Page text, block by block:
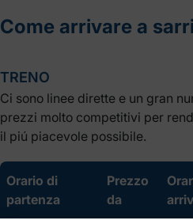
Come arrivare a
TRENO
Ci sono linee dirette e un gran
prezzi molto competitivi per
il piú piacevole possibile.
Orario di
partenza
Prezzo
da